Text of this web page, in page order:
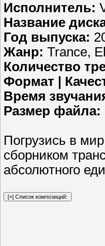
Исполнитель:
Название
Год выпуска:
Жанр: Trance,
Количество
Формат |
Время
Размер файла:
Погрузись в
сборником
абсолютного